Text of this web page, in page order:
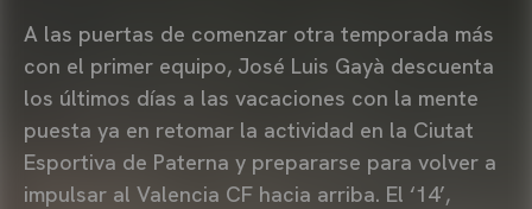
A las puertas de comenzar otra temporada más
con el primer equipo, José Luis Gayà descuenta
los últimos días a las vacaciones con la mente
puesta ya en retomar la actividad en la Ciutat
Esportiva de Paterna y prepararse para volver a
impulsar al Valencia CF hacia arriba. El ‘14’,